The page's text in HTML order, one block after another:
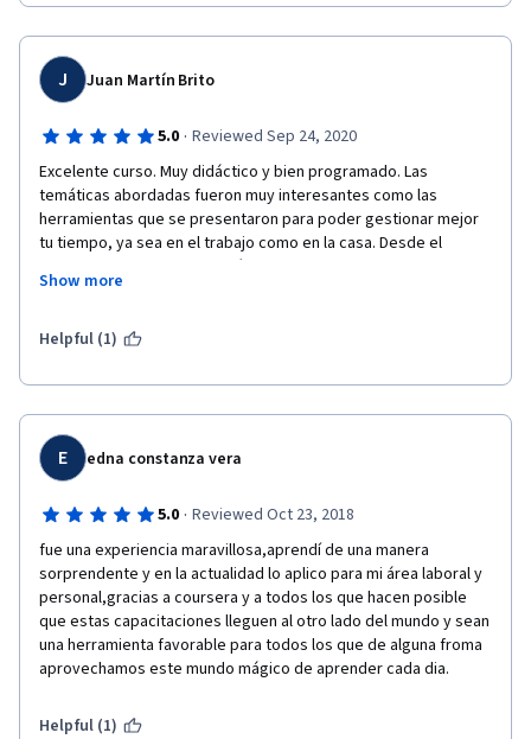
J Juan Martín Brito
5.0 · Reviewed Sep 24, 2020
Excelente curso. Muy didáctico y bien programado. Las
temáticas abordadas fueron muy interesantes como las
herramientas que se presentaron para poder gestionar mejor
tu tiempo, ya sea en el trabajo como en la casa. Desde el
primer video que vi, empecé a aplicar todo lo aprendido en mi
trabajo, e increíblemente, mejoré y fui mas eficaz a la hora de
Show more
Helpful (1)
E edna constanza vera
5.0 · Reviewed Oct 23, 2018
fue una experiencia maravillosa,aprendí de una manera
sorprendente y en la actualidad lo aplico para mi área laboral y
personal,gracias a coursera y a todos los que hacen posible
que estas capacitaciones lleguen al otro lado del mundo y sean
una herramienta favorable para todos los que de alguna froma
aprovechamos este mundo mágico de aprender cada dia.
Helpful (1)